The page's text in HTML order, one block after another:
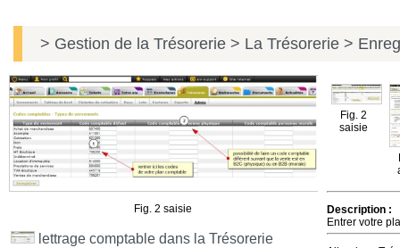
> Gestion de la Trésorerie > La Trésorerie >
Fig. 2 saisie
lettrage comptable dans la Trésorerie
Fig. 2
saisie
Description :
Entrer votre